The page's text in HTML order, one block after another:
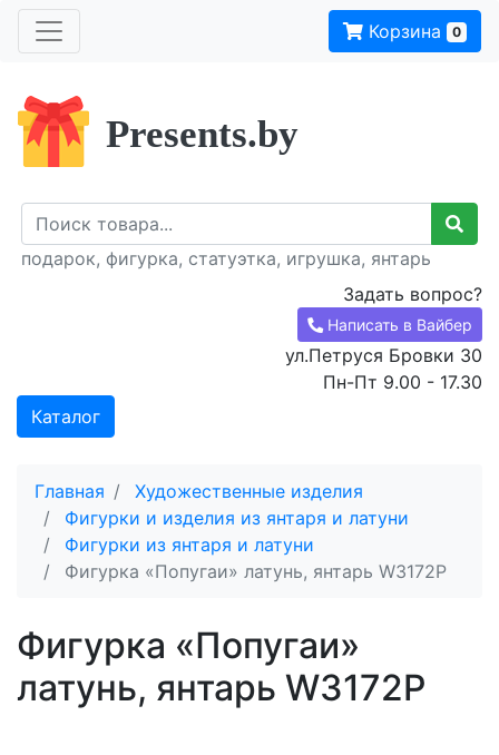
Корзина 0
Presents.by
подарок, фигурка, статуэтка, игрушка, янтарь
Задать вопрос?
Написать в Вайбер
ул.Петруся Бровки 30
Пн-Пт 9.00 - 17.30
Каталог
Главная
Художественные изделия
Фигурки и изделия из янтаря и латуни
Фигурки из янтаря и латуни
Фигурка «Попугаи» латунь, янтарь W3172P
Фигурка «Попугаи»
латунь, янтарь W3172P